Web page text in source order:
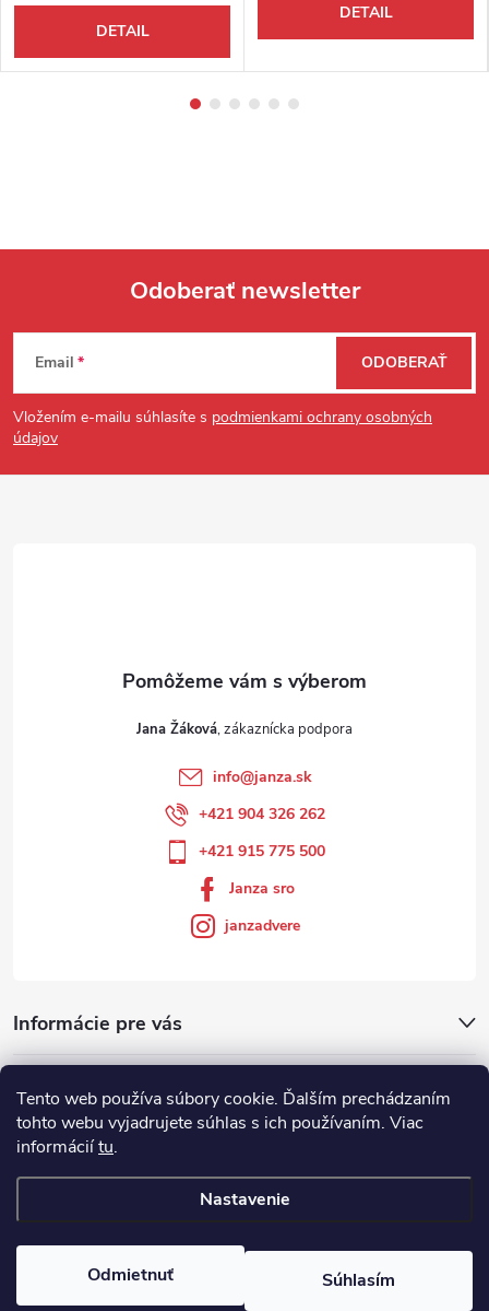
Tento web používa súbory cookie. Ďalším prechádzaním
tohto webu vyjadrujete súhlas s ich používaním. Viac
informáciítu.
Nastavenie
Odmietnuť Súhlasím
DETAIL
DETAIL
Zápätie
Odoberať newsletter
Email
Vložením e-mailu súhlasíte s podmienkami ochrany osobných
údajov
ODOBERAŤ
Informácie pre vás
Jana Žáková
info@janza.sk
+421 904 326 262
+421 915 775 500
Janza sro
janzadvere
Showroom
. Všetky práva vyhradené.